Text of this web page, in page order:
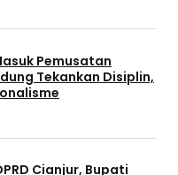
Pemusatan
Tekankan Disiplin,
Cianjur, Bupati